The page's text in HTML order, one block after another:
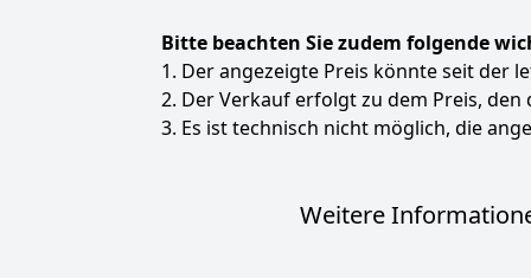
Bitte beachten Sie zudem folgende
1. Der angezeigte Preis könnte seit der
2. Der Verkauf erfolgt zu dem Preis,
3. Es ist technisch nicht möglich, die
Weitere